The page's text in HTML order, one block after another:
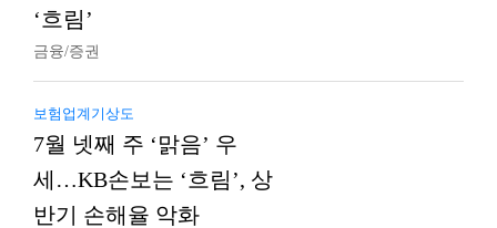
‘흐림’
금융/증권
보험업계기상도
7월 넷째 주 ‘맑음’ 우
세…KB손보는 ‘흐림’, 상
반기 손해율 악화